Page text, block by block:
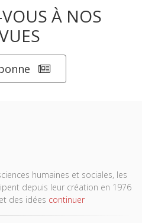
À NOS
humaines et sociales, les
depuis leur création en 1976
des idées continuer